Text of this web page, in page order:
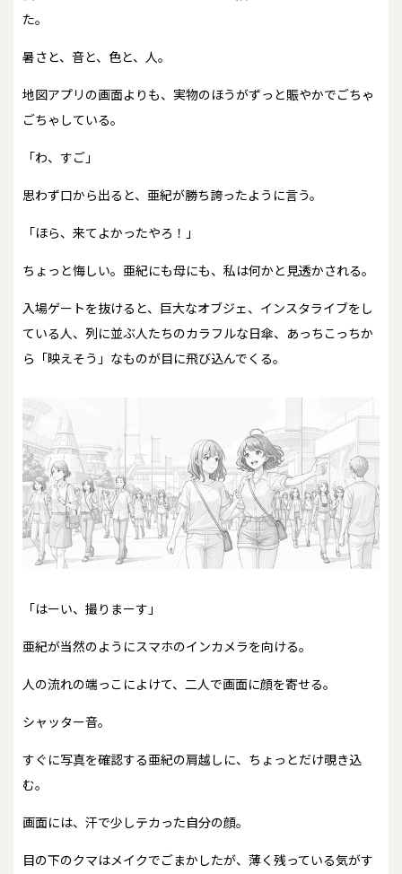
た。
暑さと、音と、色と、人。
地図アプリの画面よりも、実物のほうがずっと賑やかでごちゃ
ごちゃしている。
「わ、すご」
思わず口から出ると、亜紀が勝ち誇ったように言う。
「ほら、来てよかったやろ！」
ちょっと悔しい。亜紀にも母にも、私は何かと見透かされる。
入場ゲートを抜けると、巨大なオブジェ、インスタライブをし
ている人、列に並ぶ人たちのカラフルな日傘、あっちこっちか
ら「映えそう」なものが目に飛び込んでくる。
「はーい、撮りまーす」
亜紀が当然のようにスマホのインカメラを向ける。
人の流れの端っこによけて、二人で画面に顔を寄せる。
シャッター音。
すぐに写真を確認する亜紀の肩越しに、ちょっとだけ覗き込
む。
画面には、汗で少しテカった自分の顔。
目の下のクマはメイクでごまかしたが、薄く残っている気がす